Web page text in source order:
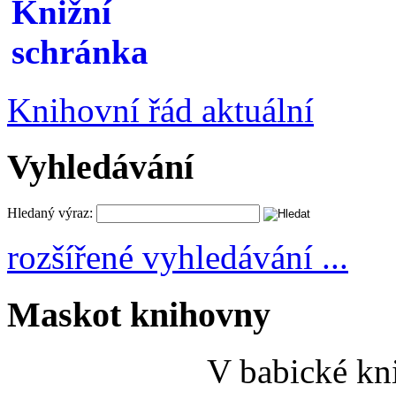
Knihovní řád aktuální
Vyhledávání
Hledaný výraz:
rozšířené vyhledávání ...
Maskot knihovny
V babické